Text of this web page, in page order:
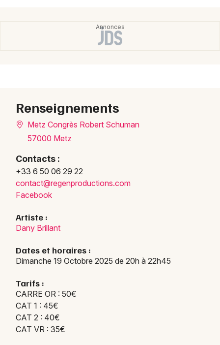
Chanson française dans le Grand Est
Artistes en tournée
Magazine à Metz
57 - Moselle
Mon email
Renseignements
Metz Congrès Robert Schuman
57000 Metz
Contacts :
+33 6 50 06 29 22
contact@regenproductions.com
Facebook
Artiste :
Dany Brillant
Dates et horaires :
Dimanche 19 Octobre 2025 de 20h à 22h45
Tarifs :
CARRE OR : 50€
CAT 1 : 45€
CAT 2 : 40€
CAT VR : 35€